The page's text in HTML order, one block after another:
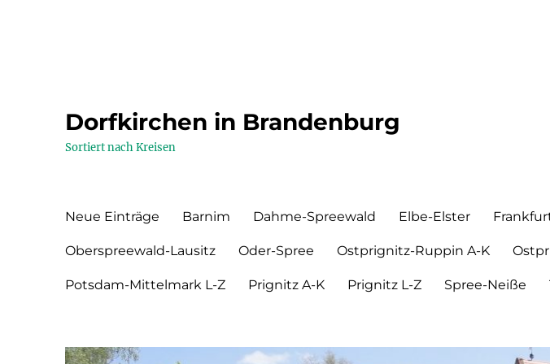
Dorfkirchen in Brandenburg
Sortiert nach Kreisen
Neue Einträge Barnim Dahme-Spreewald Elbe-Elster
Oberspreewald-Lausitz Oder-Spree Ostprignitz-Ruppin A-K
Potsdam-Mittelmark L-Z Prignitz A-K Prignitz L-Z Spree-Neiße